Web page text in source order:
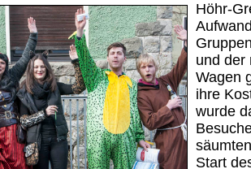
Höhr-
und der
Wagen
ihre
wurde
Start